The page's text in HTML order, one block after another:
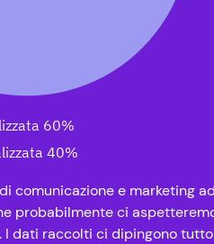
comunicazione e marketing
probabilmente ci
I dati raccolti ci dipingono tutto
60%
40%